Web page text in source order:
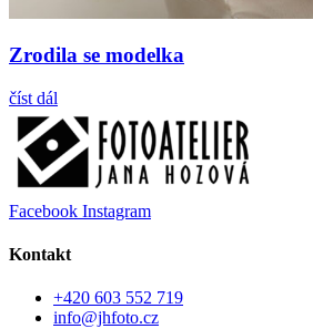
Zrodila se modelka
číst dál
Facebook Instagram
Kontakt
+420 603 552 719
info@jhfoto.cz